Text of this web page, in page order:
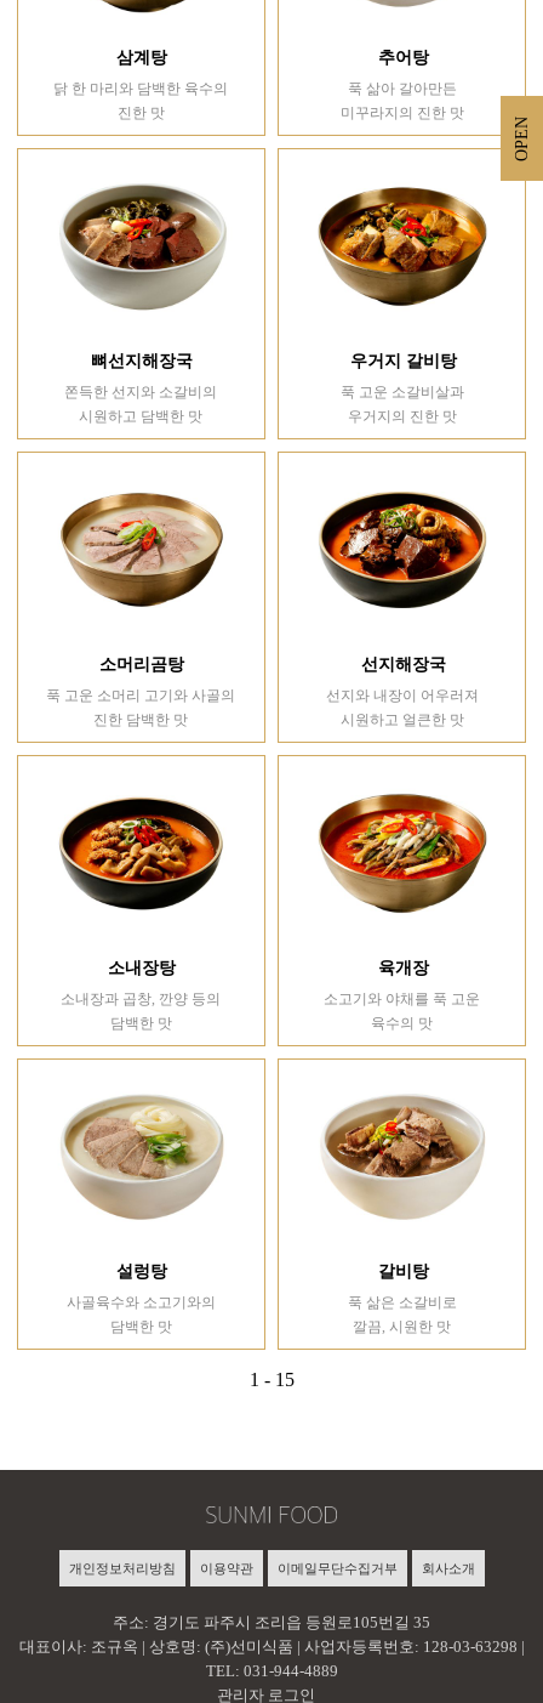
OPEN
삼계탕
닭 한 마리와 담백한 육수의
진한 맛
추어탕
푹 삶아 갈아만든
미꾸라지의 진한 맛
뼈선지해장국
쫀득한 선지와 소갈비의
시원하고 담백한 맛
우거지 갈비탕
푹 고운 소갈비살과
우거지의 진한 맛
소머리곰탕
푹 고운 소머리 고기와 사골의
진한 담백한 맛
선지해장국
선지와 내장이 어우러져
시원하고 얼큰한 맛
소내장탕
소내장과 곱창, 깐양 등의
담백한 맛
육개장
소고기와 야채를 푹 고운
육수의 맛
설렁탕
사골육수와 소고기와의
담백한 맛
갈비탕
푹 삶은 소갈비로
깔끔, 시원한 맛
1 - 15
개인정보처리방침 이용약관 이메일무단수집거부 회사소개
주소: 경기도 파주시 조리읍 등원로105번길 35
대표이사: 조규옥 | 상호명: (주)선미식품 | 사업자등록번호: 128-03-63298 |
TEL: 031-944-4889
관리자 로그인